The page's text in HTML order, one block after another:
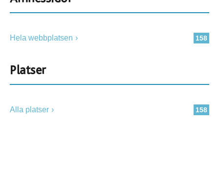
158
Hela webbplatsen
Platser
158
Alla platser